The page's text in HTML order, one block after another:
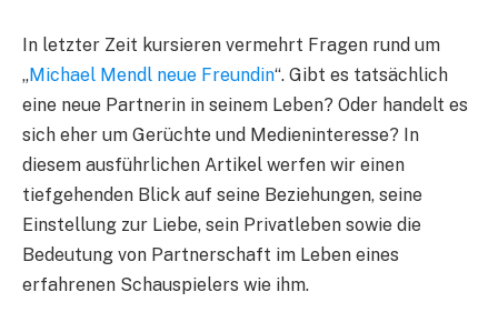
In letzter Zeit kursieren vermehrt Fragen rund um
„Michael Mendl neue Freundin“. Gibt es tatsächlich
eine neue Partnerin in seinem Leben? Oder handelt es
sich eher um Gerüchte und Medieninteresse? In
diesem ausführlichen Artikel werfen wir einen
tiefgehenden Blick auf seine Beziehungen, seine
Einstellung zur Liebe, sein Privatleben sowie die
Bedeutung von Partnerschaft im Leben eines
erfahrenen Schauspielers wie ihm.